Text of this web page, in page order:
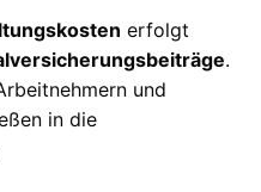
erfolgt
.
und
in die